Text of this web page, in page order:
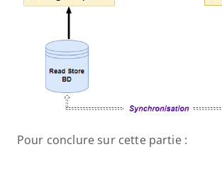
Pour conclure sur cette partie :